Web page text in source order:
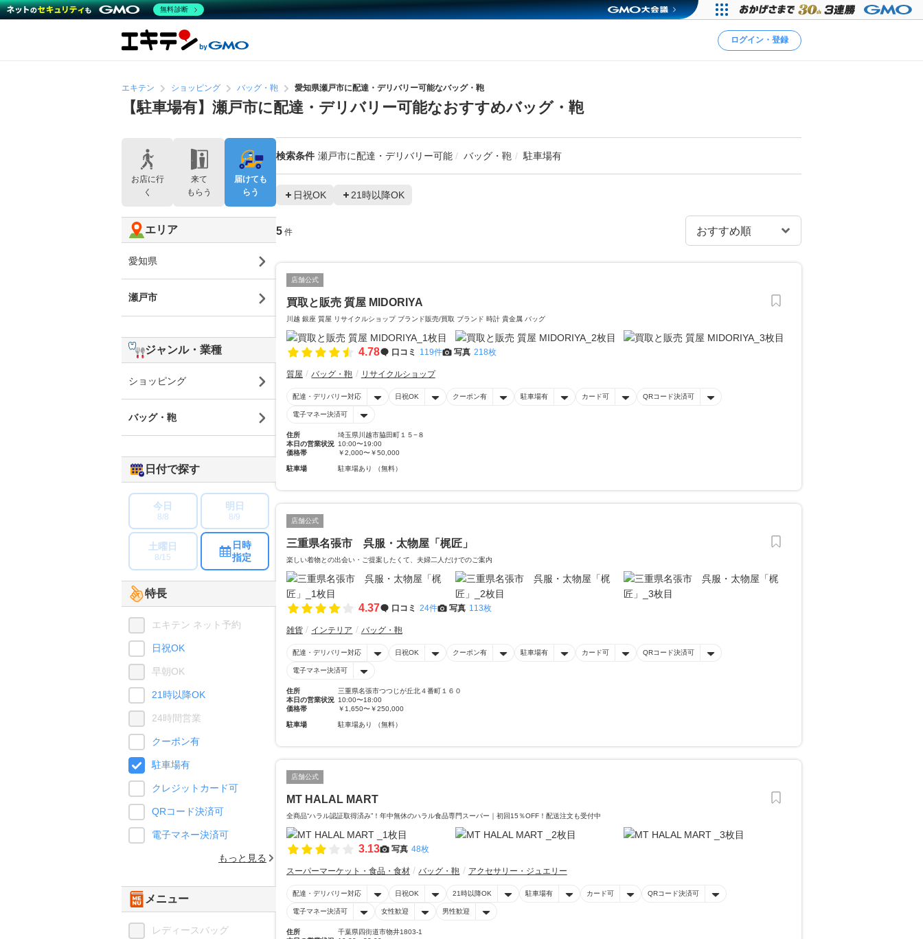
ログイン・登録
エキテン ショッピング バッグ・鞄 愛知県瀬戸市に配達・デリバリー可能なバッグ・鞄
【駐車場有】瀬戸市に配達・デリバリー可能なおすすめバッグ・鞄
検索条件 瀬戸市に配達・デリバリー可能 バッグ・鞄 駐車場有
日祝OK 21時以降OK
5 件
店舗公式
買取と販売 質屋 MIDORIYA
川越 銀座 質屋 リサイクルショップ ブランド販売/買取 ブランド 時計 貴金属 バッグ
4.78 口コミ 119件 写真 218枚
質屋 バッグ・鞄 リサイクルショップ
配達・デリバリー対応 日祝OK クーポン有 駐車場有 カード可 QRコード決済可
電子マネー決済可
住所
埼玉県川越市脇田町１５−８
本日の営業状況 10:00〜19:00
価格帯
￥2,000〜￥50,000
駐車場 駐車場あり （無料）
店舗公式
三重県名張市 呉服・太物屋「梶匠」
楽しい着物との出会い・ご提案したくて、夫婦二人だけでのご案内
4.37 口コミ 24件 写真 113枚
雑貨 インテリア バッグ・鞄
配達・デリバリー対応 日祝OK クーポン有 駐車場有 カード可 QRコード決済可
電子マネー決済可
住所
三重県名張市つつじが丘北４番町１６０
本日の営業状況 10:00〜18:00
価格帯
￥1,650〜￥250,000
駐車場 駐車場あり （無料）
店舗公式
MT HALAL MART
全商品“ハラル認証取得済み”！年中無休のハラル食品専門スーパー｜初回15％OFF！配送注文も受付中
3.13 写真 48枚
スーパーマーケット・食品・食材 バッグ・鞄 アクセサリー・ジュエリー
配達・デリバリー対応 日祝OK 21時以降OK 駐車場有 カード可 QRコード決済可
電子マネー決済可 女性歓迎 男性歓迎
住所
千葉県四街道市物井1803-1
お店に行
く
来て
もらう
届けても
らう
エリア
愛知県
瀬戸市
ジャンル・業種
ショッピング
バッグ・鞄
日付で探す
今日
8/8
明日
8/9
土曜日
8/15
日時
指定
特長
エキテン ネット予約
日祝OK
早朝OK
21時以降OK
24時間営業
クーポン有
駐車場有
クレジットカード可
QRコード決済可
電子マネー決済可
もっと見る
メニュー
レディースバッグ
無料診断